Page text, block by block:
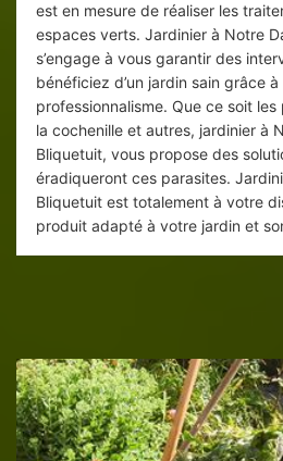
est en mesure de réaliser les
espaces verts. Jardinier à Notre
s’engage à vous garantir des
bénéficiez d’un jardin sain grâce
professionnalisme. Que ce soit
la cochenille et autres, jardinier à
Bliquetuit, vous propose des
éradiqueront ces parasites.
Bliquetuit est totalement à votre
produit adapté à votre jardin et